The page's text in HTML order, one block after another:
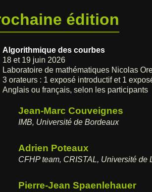
édition
Algorithmique des courbes
18 et 19 juin 2026
Laboratoire de mathématiques Nicolas
3 orateurs : 1 exposé introductif et 1
Anglais ou français, selon les participants
Jean-Marc Couveignes
IMB, Université de Bordeaux
Adrien Poteaux
CFHP team, CRISTAL, Université de
Pierre-Jean Spaenlehauer